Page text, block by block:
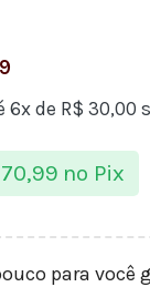
6x de R$ 30,00
no Pix
para você